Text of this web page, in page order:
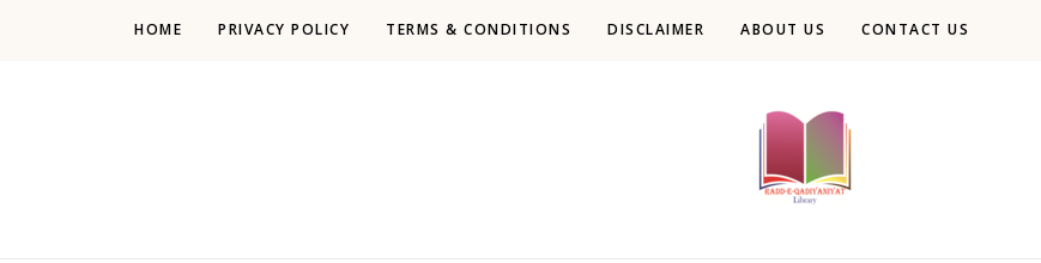
HOME PRIVACY POLICY TERMS & CONDITIONS DISCLAIMER ABOUT US CONTACT US